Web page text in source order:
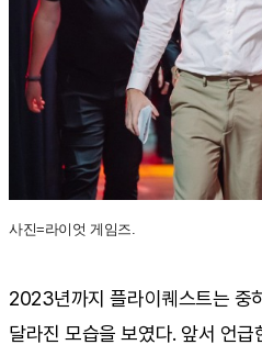
사진=라이엇 게임즈.
2023년까지 플라이퀘스트는 중
달라진 모습을 보였다. 앞서 언